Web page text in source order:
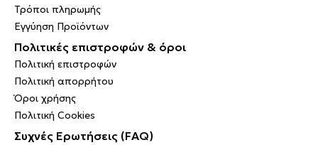
Τρόποι πληρωμής
Εγγύηση Προϊόντων
Πολιτικές επιστροφών & όροι
Πολιτική επιστροφών
Πολιτική απορρήτου
Όροι χρήσης
Πολιτική Cookies
Συχνές Ερωτήσεις (FAQ)